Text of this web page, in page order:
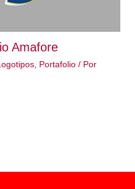
Amafore
, Portafolio/ Por